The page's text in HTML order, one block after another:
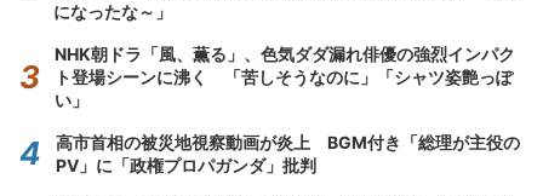
になったな～」
NHK朝ドラ「風、薫る」、色気ダダ漏れ俳優の強烈インパク
ト登場シーンに沸く 「苦しそうなのに」「シャツ姿艶っぽ
い」
高市首相の被災地視察動画が炎上 BGM付き「総理が主役の
PV」に「政権プロパガンダ」批判